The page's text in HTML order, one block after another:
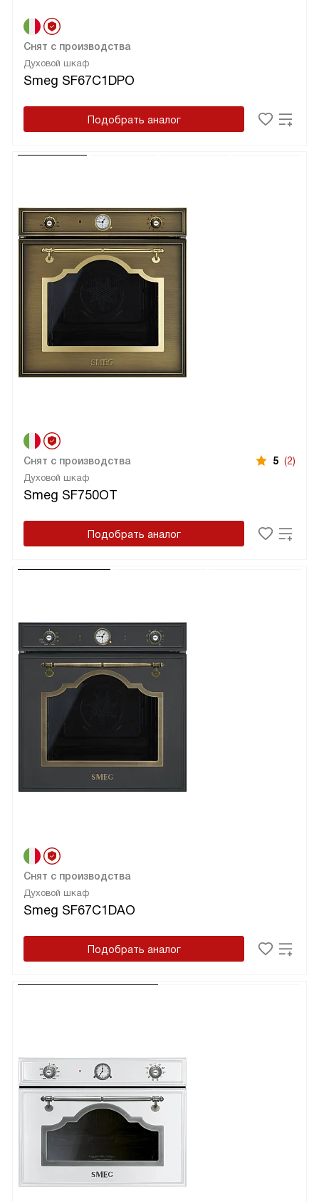
Духовой шкаф
Smeg SF67C1DPO
Снят с производства
Подобрать аналог
Духовой шкаф
Smeg SF750OT
Снят с производства 5 (2)
Подобрать аналог
Духовой шкаф
Smeg SF67C1DAO
Снят с производства
Подобрать аналог